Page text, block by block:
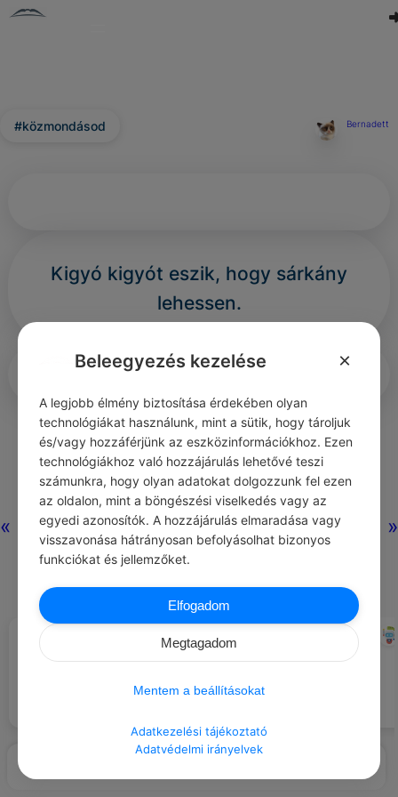
« »
#közmondásod Bernadett
Kigyó kigyót eszik, hogy sárkány
lehessen.
0 302
Nincs még hozzászólás.
#IDÉZETEK GONDOLAT
szól, hogy az egyik alul marad.
CHATGPT
Kerüld az önítélkezést, és légy
Beleegyezés kezelése ×
A legjobb élmény biztosítása érdekében olyan
technológiákat használunk, mint a sütik, hogy tároljuk
és/vagy hozzáférjünk az eszközinformációkhoz. Ezen
technológiákhoz való hozzájárulás lehetővé teszi
számunkra, hogy olyan adatokat dolgozzunk fel ezen
az oldalon, mint a böngészési viselkedés vagy az
egyedi azonosítók. A hozzájárulás elmaradása vagy
visszavonása hátrányosan befolyásolhat bizonyos
funkciókat és jellemzőket.
Elfogadom
Megtagadom
Mentem a beállításokat
Adatkezelési tájékoztató
Adatvédelmi irányelvek